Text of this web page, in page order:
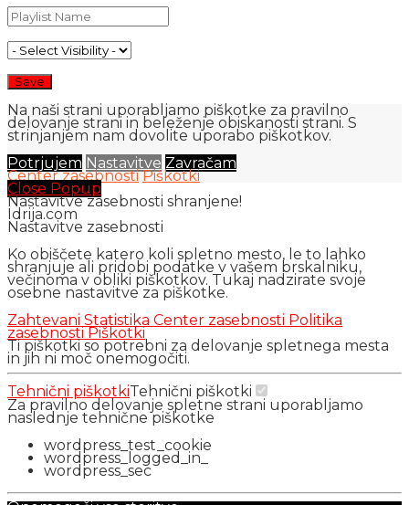
Na naši strani uporabljamo piškotke za pravilno
delovanje strani in beleženje obiskanosti strani. S
strinjanjem nam dovolite uporabo piškotkov.
Potrjujem Nastavitve Zavračam
Center zasebnosti Piškotki
Close Popup
Nastavitve zasebnosti shranjene!
Idrija.com
Nastavitve zasebnosti
Ko obiščete katero koli spletno mesto, le to lahko
shranjuje ali pridobi podatke v vašem brskalniku,
večinoma v obliki piškotkov. Tukaj nadzirate svoje
osebne nastavitve za piškotke.
Zahtevani Statistika Center zasebnosti Politika
zasebnosti Piškotki
Ti piškotki so potrebni za delovanje spletnega mesta
in jih ni moč onemogočiti.
Tehnični piškotkiTehnični piškotki
Za pravilno delovanje spletne strani uporabljamo
naslednje tehnične piškotke
wordpress_test_cookie
wordpress_logged_in_
wordpress_sec